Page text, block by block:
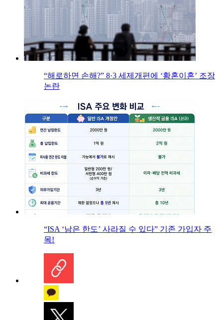
“해로하면 손해?” 8·3 세제개편에 ‘황혼이혼’ 조장
논란
“ISA ‘남은 한도’ 사라질 수 있다” 기존 가입자 주
목!